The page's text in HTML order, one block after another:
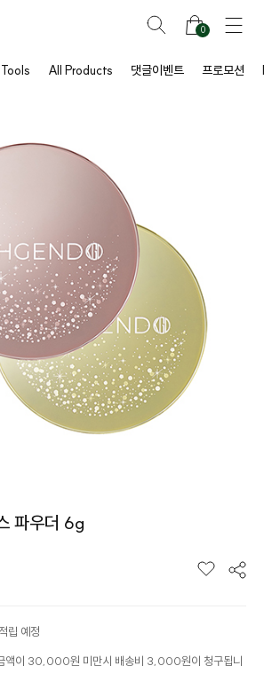
0
Tools All Products 댓글이벤트 프로모션
파우더 6g
립 예정
액이 30,000원 미만시 배송비 3,000원이 청구됩니